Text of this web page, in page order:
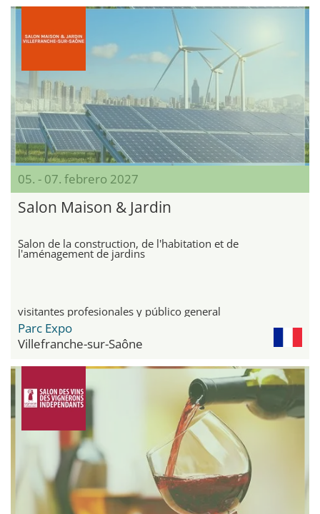
05. - 07. febrero 2027
Salon Maison & Jardin
Salon de la construction, de l'habitation et de
l'aménagement de jardins
visitantes profesionales y público general
Parc Expo
Villefranche-sur-Saône